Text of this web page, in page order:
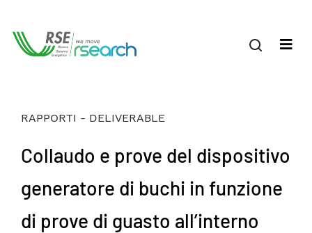
RAPPORTI - DELIVERABLE
Collaudo e prove del dispositivo
generatore di buchi in funzione
di prove di guasto all’interno